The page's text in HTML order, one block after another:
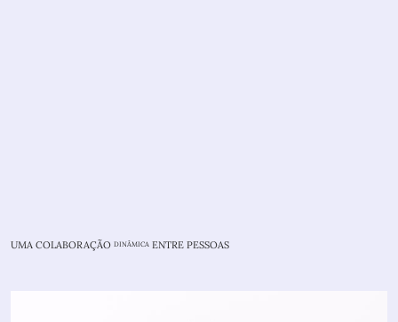
UMA COLABORAÇÃO DINÂMICA ENTRE PESSOAS